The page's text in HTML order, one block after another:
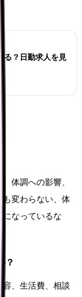
る？日勤求人を見
体調への影響、
も変わらない、体
なっているな
？
、生活費、相談